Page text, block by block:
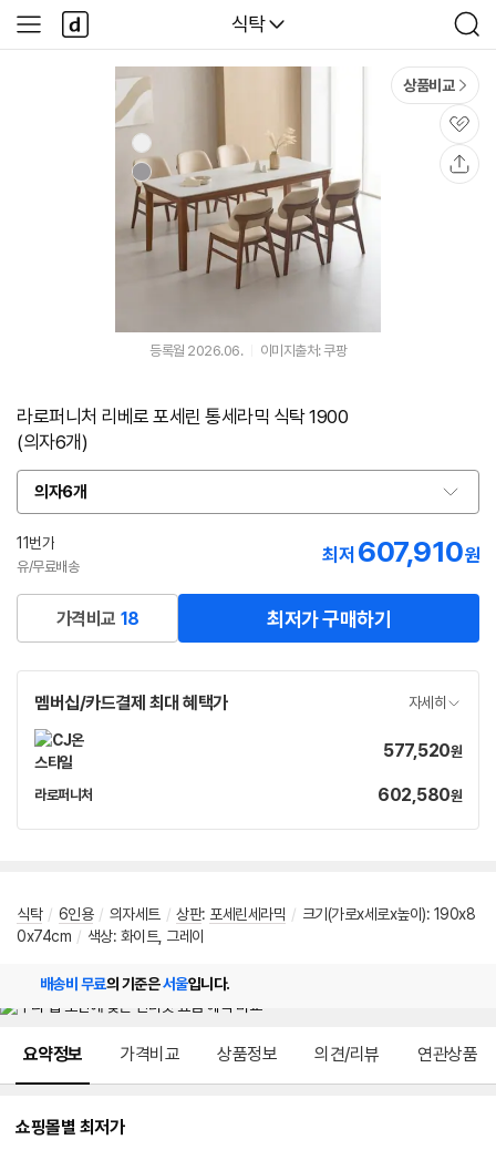
다나와
식탁
검
색
사
이
다
나
와
상품비교
관
심
등록월 2026.06. 이미지출처: 쿠팡
라로퍼니처 리베로 포세린 통세라믹 식탁 1900
(의자6개)
의자6개
옵
션
선
택
11번가
유/무료배송
최저 607,910원
가격비교 18 최저가 구매하기
멤버십/카드결제 최대 혜택가 자세히
가
577,520원
라로퍼니처네
가
602,580원
식탁 / 6인용 / 의자세트 / 상판: 포세린세라믹 / 크기(가로x세로x높이): 190x8
0x74cm / 색상: 화이트, 그레이
배송비 무료의 기준은서울입니다.
요약정보 가격비교 상품정보 의견/리뷰 연관상품
쇼핑몰별 최저가